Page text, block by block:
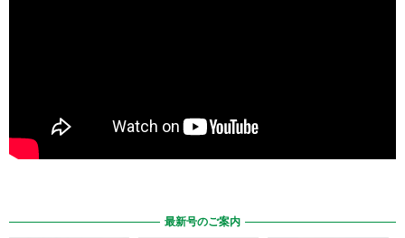
最新号のご案内